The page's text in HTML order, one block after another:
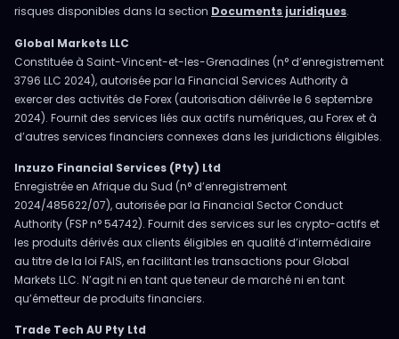
risques disponibles dans la section Documents juridiques.
Global Markets LLC
Constituée à Saint-Vincent-et-les-Grenadines (n° d’enregistrement
3796 LLC 2024), autorisée par la Financial Services Authority à
exercer des activités de Forex (autorisation délivrée le 6 septembre
2024). Fournit des services liés aux actifs numériques, au Forex et à
d’autres services financiers connexes dans les juridictions éligibles.
Inzuzo Financial Services (Pty) Ltd
Enregistrée en Afrique du Sud (n° d’enregistrement
2024/485622/07), autorisée par la Financial Sector Conduct
Authority (FSP n° 54742). Fournit des services sur les crypto-actifs et
les produits dérivés aux clients éligibles en qualité d’intermédiaire
au titre de la loi FAIS, en facilitant les transactions pour Global
Markets LLC. N’agit ni en tant que teneur de marché ni en tant
qu’émetteur de produits financiers.
Trade Tech AU Pty Ltd